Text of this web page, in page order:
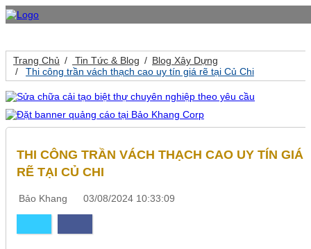
Trang Chủ Tin Tức & Blog
Blog Xây Dựng
Thi công trần vách thạch cao uy tín giá rẽ tại Củ Chi
THI CÔNG TRẦN VÁCH THẠCH CAO UY TÍN GIÁ
RẼ TẠI CỦ CHI
Bảo Khang 03/08/2024 10:33:09